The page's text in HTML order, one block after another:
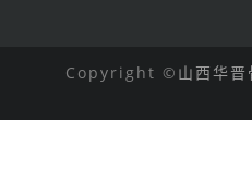
Copyright © 山西华晋